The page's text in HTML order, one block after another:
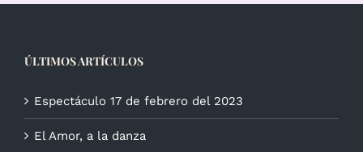
ÚLTIMOS ARTÍCULOS
Espectáculo 17 de febrero del 2023
El Amor, a la danza